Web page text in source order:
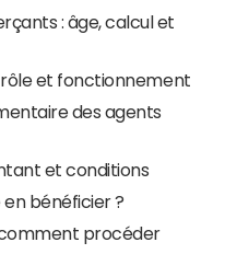
: âge, calcul et
rôle et fonctionnement
des agents
et conditions
bénéficier ?
procéder